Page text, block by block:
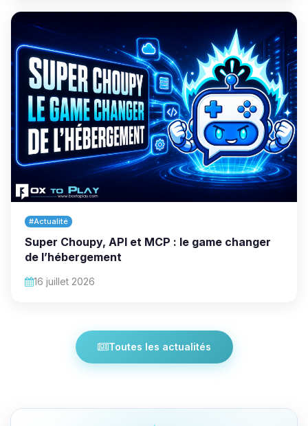
#Actualité
Super Choupy, API et MCP : le game changer
de l’hébergement
16 juillet 2026
Toutes les actualités